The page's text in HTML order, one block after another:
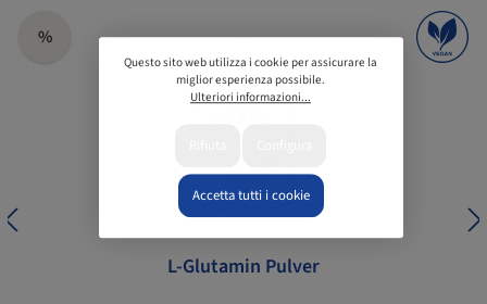
%
L-Glutamin Pulver
Questo sito web utilizza i cookie per assicurare la
miglior esperienza possibile.
Ulteriori informazioni...
Accetta tutti i cookie